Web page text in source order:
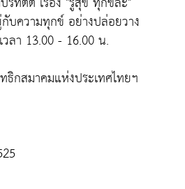
บความทุกข์ อย่างปล่อยวาง
ลา 13.00 - 16.00 น.
กสมาคมแห่งประเทศไทยฯ